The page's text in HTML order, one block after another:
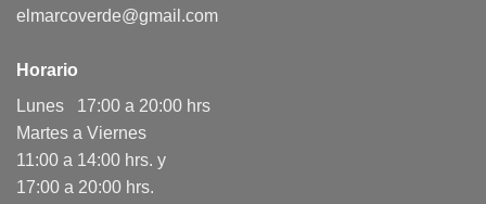
elmarcoverde@gmail.com
Horario
Lunes 17:00 a 20:00 hrs
Martes a Viernes
11:00 a 14:00 hrs. y
17:00 a 20:00 hrs.